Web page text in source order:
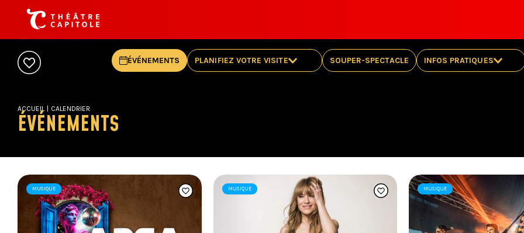
ÉVÉNEMENTS
PLANIFIEZ VOTRE VISITE
SOUPER-SPECTACLE
INFOS PRATIQUES
ACCUEIL CALENDRIER
ÉVÉNEMENTS
MUSIQUE MUSIQUE MUSIQUE